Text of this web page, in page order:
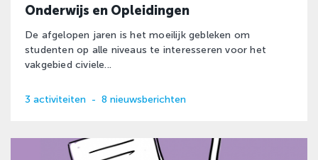
Onderwijs en Opleidingen
De afgelopen jaren is het moeilijk gebleken om
studenten op alle niveaus te interesseren voor het
vakgebied civiele...
3 activiteiten - 8 nieuwsberichten